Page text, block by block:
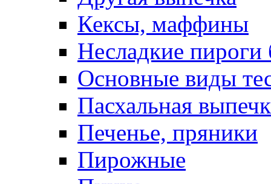
Кексы, маффины
Несладкие пироги
Основные виды
Пасхальная
Печенье, пряники
Пирожные